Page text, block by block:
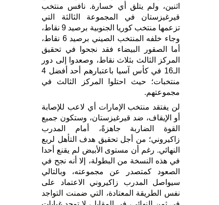
اثنين، ولم يتلق أي خسارة. نافس منتخب
قيرغيزستان في المجموعة الثالثة التي
تزعمها منتخب كوريا الجنوبية برصيد 9 نقاط،
وجاء خلفه المنتخب الصيني برصيد 6 نقاط،
أما الصقور البيضاء فقد نجحوا في تحقيق
المركز الثالث بثلاث نقاط، وصعدوا إلى دور
الـ16 في كأس آسيا باعتبارهم أحد أفضل 4
منتخبات؛ حيث احتلوا المركز الثالث في
مجموعتهم.
لن يفتقد منتخب الإمارات أي لاعب للإصابة
أو الإيقاف، ضد قيرغيزستان، وستكون جميع
القوة الضاربة جاهزةً، أمام المدرب
زاكيروني؛ من أجل تحقيق هدف التأهل لربع
النهائي. رغم أن مستوى الأبيض لم يقنع أحدا
في هذه النسخة من البطولة، إلا أنه نجح في
الصعود كمتصدر عن مجموعته، وبالتالي
سيواصل المدرب زاكيروني الاعتماد على
نفس الطريقة المعتادة، التي ضمنت التواجد